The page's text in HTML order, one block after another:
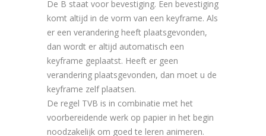
De B staat voor bevestiging. Een bevestiging
komt altijd in de vorm van een keyframe. Als
er een verandering heeft plaatsgevonden,
dan wordt er altijd automatisch een
keyframe geplaatst. Heeft er geen
verandering plaatsgevonden, dan moet u de
keyframe zelf plaatsen.
De regel TVB is in combinatie met het
voorbereidende werk op papier in het begin
noodzakelijk om goed te leren animeren.